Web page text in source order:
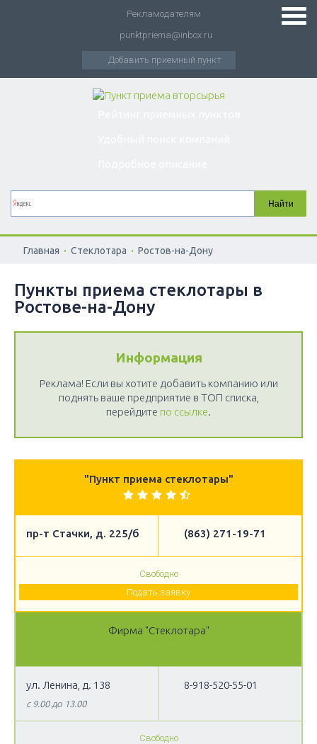
Рекламодателям
punktpriema@inbox.ru
Добавить приемный пункт
Главная . Стеклотара . Ростов-на-Дону
Пункты приема стеклотары в
Ростове-на-Дону
Информация
Реклама! Если вы хотите добавить компанию или
поднять ваше предприятие в ТОП списка,
перейдите по ссылке.
"Пункт приема стеклотары"
пр-т Стачки, д. 225/б (863) 271-19-71
Свободно
Подать заявку
Фирма "Стеклотара"
ул. Ленина, д. 138
с 9.00 до 13.00
8-918-520-55-01
Свободно